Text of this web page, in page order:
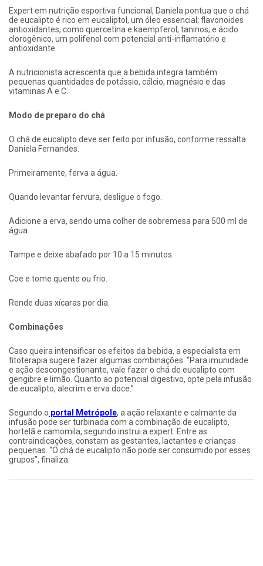
Expert em nutrição esportiva funcional, Daniela pontua que o chá
de eucalipto é rico em eucaliptol, um óleo essencial; flavonoides
antioxidantes, como quercetina e kaempferol; taninos; e ácido
clorogênico, um polifenol com potencial anti-inflamatório e
antioxidante.
A nutricionista acrescenta que a bebida integra também
pequenas quantidades de potássio, cálcio, magnésio e das
vitaminas A e C.
Modo de preparo do chá
O chá de eucalipto deve ser feito por infusão, conforme ressalta
Daniela Fernandes.
Primeiramente, ferva a água.
Quando levantar fervura, desligue o fogo.
Adicione a erva, sendo uma colher de sobremesa para 500 ml de
água.
Tampe e deixe abafado por 10 a 15 minutos.
Coe e tome quente ou frio.
Rende duas xícaras por dia.
Combinações
Caso queira intensificar os efeitos da bebida, a especialista em
fitoterapia sugere fazer algumas combinações: “Para imunidade
e ação descongestionante, vale fazer o chá de eucalipto com
gengibre e limão. Quanto ao potencial digestivo, opte pela infusão
de eucalipto, alecrim e erva doce.”
Segundo o portal Metrópole, a ação relaxante e calmante da
infusão pode ser turbinada com a combinação de eucalipto,
hortelã e camomila, segundo instrui a expert. Entre as
contraindicações, constam as gestantes, lactantes e crianças
pequenas. “O chá de eucalipto não pode ser consumido por esses
grupos”, finaliza.